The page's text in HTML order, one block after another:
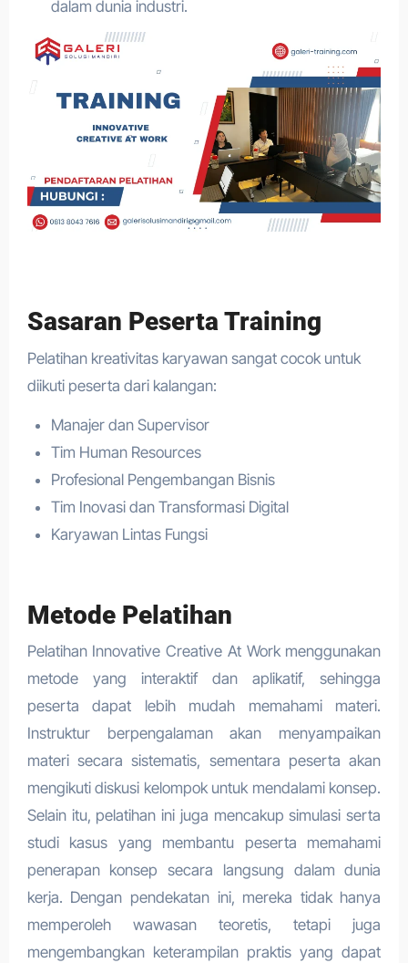
dalam dunia industri.
Sasaran Peserta Training
Pelatihan kreativitas karyawan sangat cocok untuk
diikuti peserta dari kalangan:
Manajer dan Supervisor
Tim Human Resources
Profesional Pengembangan Bisnis
Tim Inovasi dan Transformasi Digital
Karyawan Lintas Fungsi
Metode Pelatihan
Pelatihan Innovative Creative At Work menggunakan
metode yang interaktif dan aplikatif, sehingga
peserta dapat lebih mudah memahami materi.
Instruktur berpengalaman akan menyampaikan
materi secara sistematis, sementara peserta akan
mengikuti diskusi kelompok untuk mendalami konsep.
Selain itu, pelatihan ini juga mencakup simulasi serta
studi kasus yang membantu peserta memahami
penerapan konsep secara langsung dalam dunia
kerja. Dengan pendekatan ini, mereka tidak hanya
memperoleh wawasan teoretis, tetapi juga
mengembangkan keterampilan praktis yang dapat